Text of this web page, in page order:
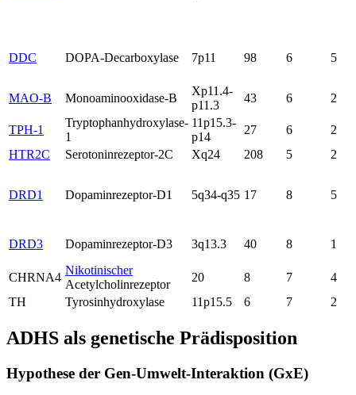
DDC DOPA-Decarboxylase 7p11 98 6 5
MAO-B Monoaminooxidase-B
Xp11.4-
p11.3
43 6 2
TPH-1
Tryptophanhydroxylase-
1
11p15.3-
p14
27 6
2
HTR2C
Serotoninrezeptor-2C Xq24 208 5 2
DRD1 Dopaminrezeptor-D1 5q34-q35 17 8 5
DRD3 Dopaminrezeptor-D3 3q13.3 40 8 1
CHRNA4
Nikotinischer
Acetylcholinrezeptor
20 8 7
4
TH
Tyrosinhydroxylase 11p15.5 6 7 2
ADHS als genetische Prädisposition
Hypothese der Gen-Umwelt-Interaktion (GxE)